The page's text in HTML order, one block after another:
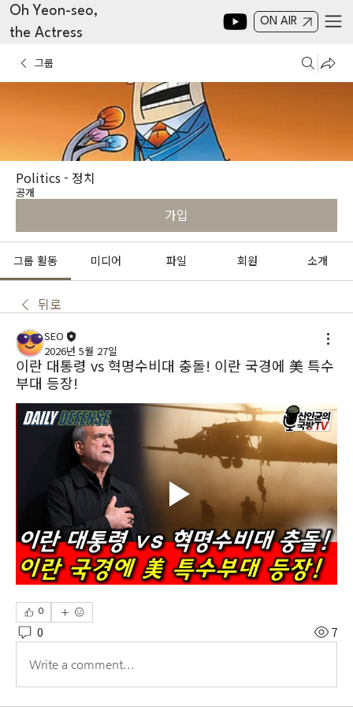
Oh Yeon-seo,
the Actress
ON AIR
그룹
Politics - 정치
공개
가입
그룹 활동 미디어 파일 회원 소개
뒤로
SEO
2026년 5월 27일
이란 대통령 vs 혁명수비대 충돌! 이란 국경에 美 특수
부대 등장!
0
0 7
Write a comment...